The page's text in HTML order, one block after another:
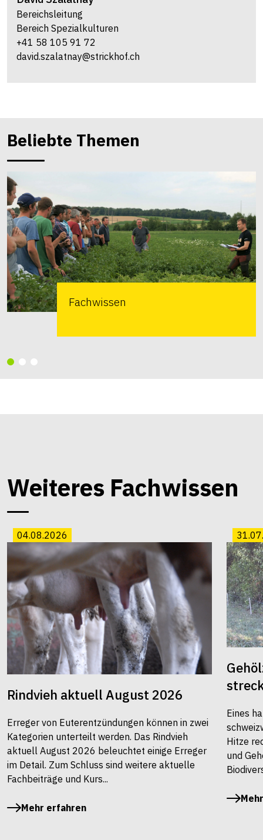
Bereichsleitung
Bereich Spezialkulturen
+41 58 105 91 72
david.szalatnay@strickhof.ch
Beliebte Themen
Fachwissen
Weiteres Fachwissen
04.08.2026
Rindvieh aktuell August 2026
Erreger von Euterentzündungen können in zwei
Kategorien unterteilt werden. Das Rindvieh
aktuell August 2026 beleuchtet einige Erreger
im Detail. Zum Schluss sind weitere aktuelle
Fachbeiträge und Kurs...
Mehr erfahren
Eines
Hitze
und